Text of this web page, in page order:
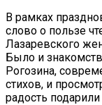
В рамках
слово о пользе
Лазаревского
Было и
Рогозина,
стихов, и
радость